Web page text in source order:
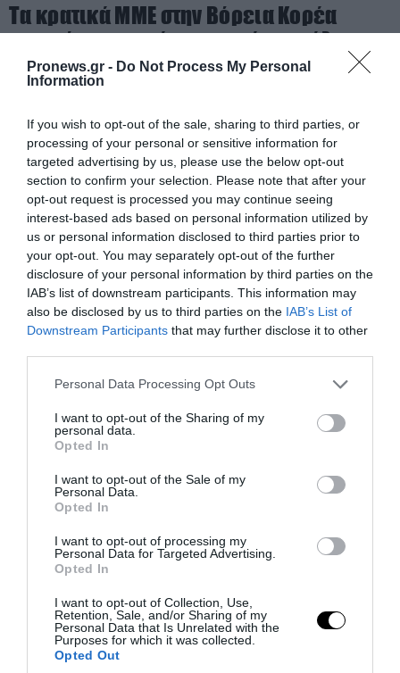
Pronews.gr - Do Not Process My Personal
Information
If you wish to opt-out of the sale, sharing to third parties, or
processing of your personal or sensitive information for
targeted advertising by us, please use the below opt-out
section to confirm your selection. Please note that after your
opt-out request is processed you may continue seeing
interest-based ads based on personal information utilized by
us or personal information disclosed to third parties prior to
your opt-out. You may separately opt-out of the further
disclosure of your personal information by third parties on the
IAB’s list of downstream participants. This information may
also be disclosed by us to third parties on the IAB’s List of
Downstream Participants that may further disclose it to other
Please note that this website/app uses one or more Google
not limited to your visit or usage behaviour. You may click to
grant or deny consent to Google and its third-party tags to
use your data for below specified purposes in below Google
consent section.
Personal Data Processing Opt Outs
I want to opt-out of the Sharing of my
personal data.
Opted In
I want to opt-out of the Sale of my
Personal Data.
Opted In
I want to opt-out of processing my
Personal Data for Targeted Advertising.
Opted In
I want to opt-out of Collection, Use,
Retention, Sale, and/or Sharing of my
Personal Data that Is Unrelated with the
Purposes for which it was collected.
Opted Out
Τα κρατικά ΜΜΕ στην Βόρεια Κορέα
προτείνουν… σούπα με κρέας σκύλου
για τον καύσωνα
PRONEWS.GR /ΚΟΣΜΟΣ
Από το γκαράζ του παππού του σε
επιχείρηση εκατομμυρίων – Ο 25χρονος
που έκανε τα βότανα επάγγελμα
07.08.2026 | 21:13